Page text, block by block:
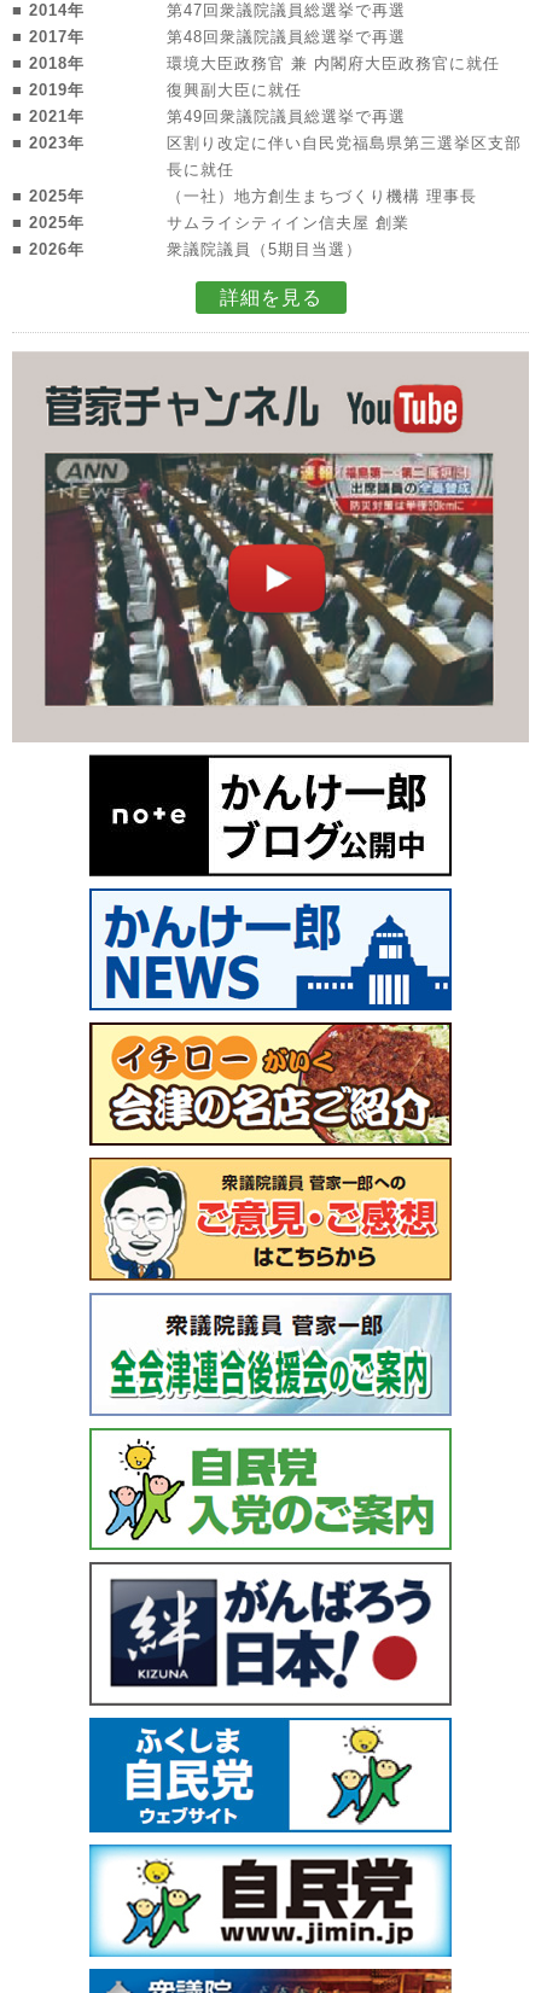
■ 2014年
第47回衆議院議員総選挙で再選
■ 2017年
第48回衆議院議員総選挙で再選
■ 2018年
環境大臣政務官 兼 内閣府大臣政務官に就任
■ 2019年
復興副大臣に就任
■ 2021年
第49回衆議院議員総選挙で再選
■ 2023年
区割り改定に伴い自民党福島県第三選挙区支部
長に就任
■ 2025年
（一社）地方創生まちづくり機構 理事長
■ 2025年
サムライシティイン信夫屋 創業
■ 2026年
衆議院議員（5期目当選）
詳細を見る